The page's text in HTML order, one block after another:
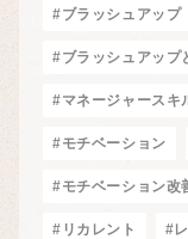
#ブラッシュアップ
#ブラッシュアップ
#マネージャースキ
#モチベーション
#モチベーション改
#リカレント #